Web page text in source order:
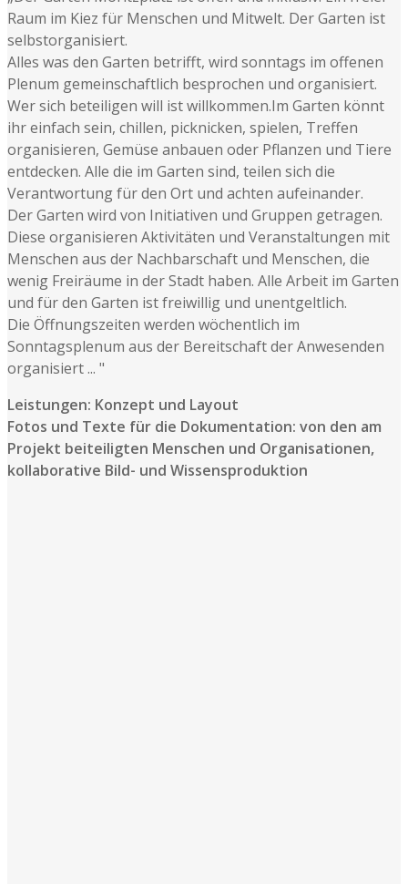
Raum im Kiez für Menschen und Mitwelt. Der Garten ist
selbstorganisiert.
Alles was den Garten betrifft, wird sonntags im offenen
Plenum gemeinschaftlich besprochen und organisiert.
Wer sich beteiligen will ist willkommen.Im Garten könnt
ihr einfach sein, chillen, picknicken, spielen, Treffen
organisieren, Gemüse anbauen oder Pflanzen und Tiere
entdecken. Alle die im Garten sind, teilen sich die
Verantwortung für den Ort und achten aufeinander.
Der Garten wird von Initiativen und Gruppen getragen.
Diese organisieren Aktivitäten und Veranstaltungen mit
Menschen aus der Nachbarschaft und Menschen, die
wenig Freiräume in der Stadt haben. Alle Arbeit im Garten
und für den Garten ist freiwillig und unentgeltlich.
Die Öffnungszeiten werden wöchentlich im
Sonntagsplenum aus der Bereitschaft der Anwesenden
organisiert ... "
Leistungen: Konzept und Layout
Fotos und Texte für die Dokumentation: von den am
Projekt beiteiligten Menschen und Organisationen,
kollaborative Bild- und Wissensproduktion